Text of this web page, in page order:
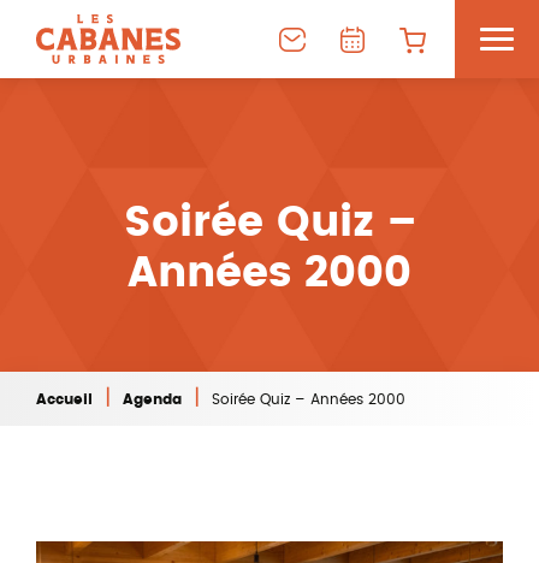
Soirée Quiz –
Années 2000
Accueil Agenda Soirée Quiz – Années 2000